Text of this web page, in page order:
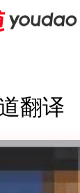
翻译